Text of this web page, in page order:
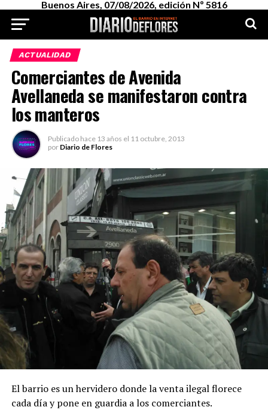
Buenos Aires, 07/08/2026, edición Nº 5816
ACTUALIDAD
Comerciantes de Avenida
Avellaneda se manifestaron contra
los manteros
Publicado hace 13 años el 11 octubre, 2013
por Diario de Flores
El barrio es un hervidero donde la venta ilegal florece
cada día y pone en guardia a los comerciantes.